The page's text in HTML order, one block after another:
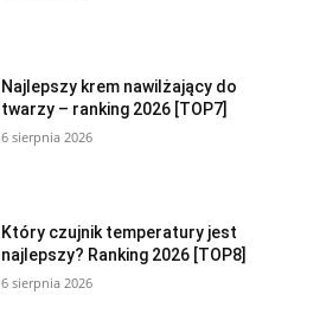
Najlepszy krem nawilżający do
twarzy – ranking 2026 [TOP7]
6 sierpnia 2026
Który czujnik temperatury jest
najlepszy? Ranking 2026 [TOP8]
6 sierpnia 2026